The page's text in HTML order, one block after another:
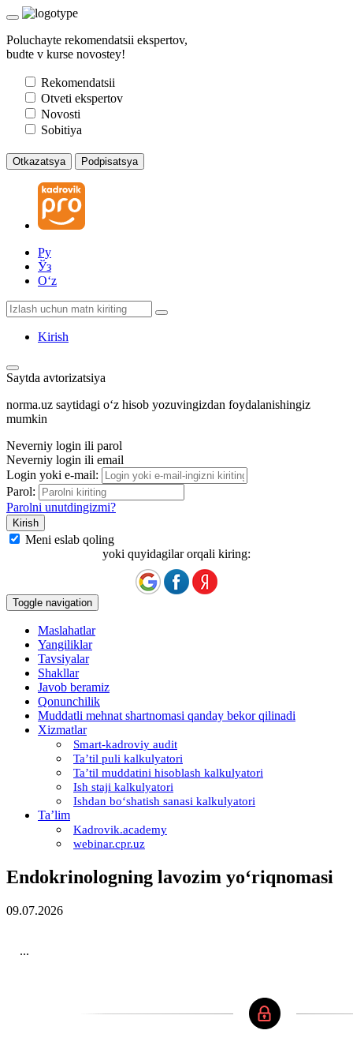
Poluchayte rekomendatsii ekspertov,
budte v kurse novostey!
Rekomendatsii
Otveti ekspertov
Novosti
Sobitiya
Otkazatsya Podpisatsya
Ру
Ўз
Oʻz
Kirish
Saytda avtorizatsiya
norma.uz saytidagi oʻz hisob yozuvingizdan foydalanishingiz
mumkin
Neverniy login ili parol
Neverniy login ili email
Login yoki e-mail:
Parol:
Parolni unutdingizmi?
Meni eslab qoling
yoki quyidagilar orqali kiring:
Toggle navigation
Maslahatlar
Yangiliklar
Tavsiyalar
Shakllar
Javob beramiz
Qonunchilik
Muddatli mehnat shartnomasi qanday bekor qilinadi
Xizmatlar
Smart-kadroviy audit
Ta’til puli kalkulyatori
Ta’til muddatini hisoblash kalkulyatori
Ish staji kalkulyatori
Ishdan boʻshatish sanasi kalkulyatori
Ta’lim
Kadrovik.academy
webinar.cpr.uz
Endokrinologning lavozim yoʻriqnomasi
09.07.2026
...